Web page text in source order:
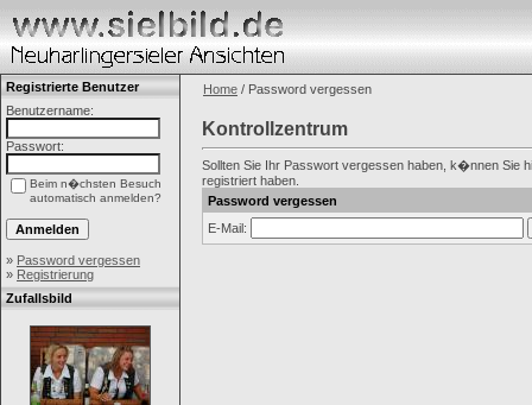
Registrierte Benutzer
Benutzername:
Passwort:
Beim n�chsten Besuch
automatisch anmelden?
» Password vergessen
» Registrierung
Zufallsbild
Home / Password vergessen
Kontrollzentrum
Sollten Sie Ihr Passwort vergessen haben, k�nnen Sie
registriert haben.
Password vergessen
E-Mail: